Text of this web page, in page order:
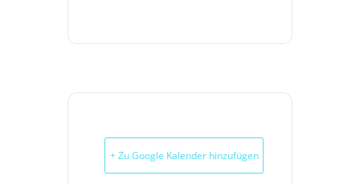
+ Zu Google Kalender hinzufügen